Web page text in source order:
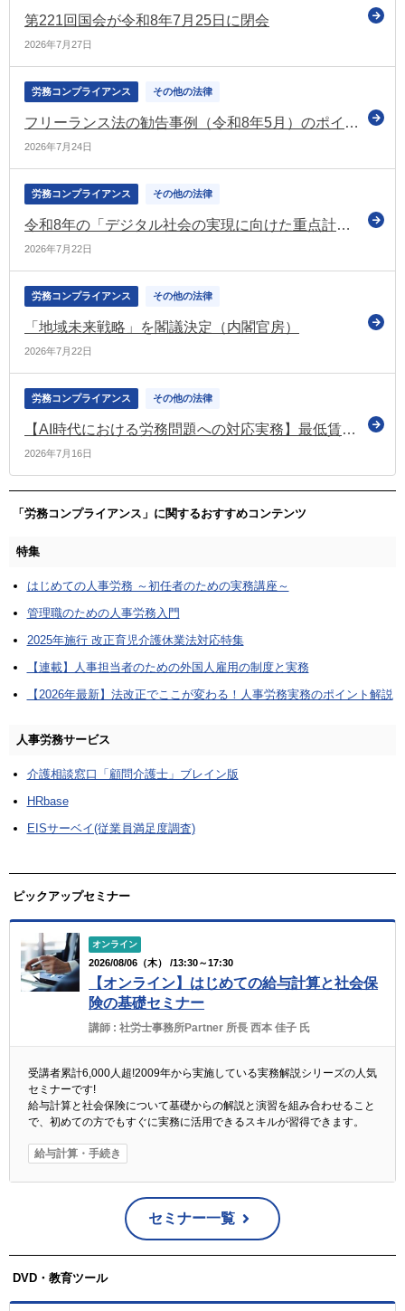
第221回国会が令和8年7月25日に閉会
2026年7月27日
労務コンプライアンス その他の法律
フリーランス法の勧告事例（令和8年5月）のポイント解説を公表（公正取引委員会）
2026年7月24日
労務コンプライアンス その他の法律
令和8年の「デジタル社会の実現に向けた重点計画」を閣議決定（デジ庁）
2026年7月22日
労務コンプライアンス その他の法律
「地域未来戦略」を閣議決定（内閣官房）
2026年7月22日
労務コンプライアンス その他の法律
【AI時代における労務問題への対応実務】最低賃金から考えるAIの限界
2026年7月16日
「労務コンプライアンス」に関するおすすめコンテンツ
特集
はじめての人事労務 ～初任者のための実務講座～
管理職のための人事労務入門
2025年施行 改正育児介護休業法対応特集
【連載】人事担当者のための外国人雇用の制度と実務
【2026年最新】法改正でここが変わる！人事労務実務のポイント解説
人事労務サービス
介護相談窓口「顧問介護士」ブレイン版
HRbase
EISサーベイ(従業員満足度調査)
ピックアップセミナー
オンライン
2026/08/06（木） /13:30～17:30
【オンライン】はじめての給与計算と社会保
険の基礎セミナー
講師 :社労士事務所Partner 所長 西本 佳子 氏
受講者累計6,000人超!2009年から実施している実務解説シリーズの人気
セミナーです!
給与計算と社会保険について基礎からの解説と演習を組み合わせること
で、初めての方でもすぐに実務に活用できるスキルが習得できます。
給与計算・手続き
セミナー一覧
DVD・教育ツール